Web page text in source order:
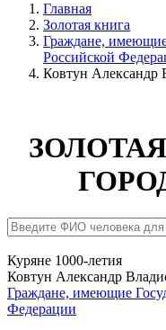
Главная
Золотая книга
Граждане,
Российской
Ковтун Александр
Куряне 1000-летия
Ковтун Александр
Граждане, имеющие
Федерации